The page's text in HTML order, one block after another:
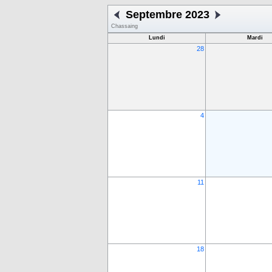
Septembre 2023
Chassaing
Lundi
Mardi
28
4
11
18